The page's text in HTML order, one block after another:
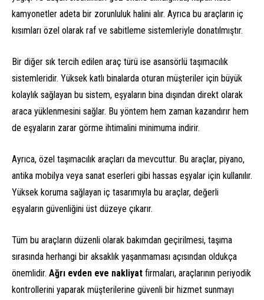
kamyonetler adeta bir zorunluluk halini alır. Ayrıca bu araçların iç
kısımları özel olarak raf ve sabitleme sistemleriyle donatılmıştır.
Bir diğer sık tercih edilen araç türü ise asansörlü taşımacılık
sistemleridir. Yüksek katlı binalarda oturan müşteriler için büyük
kolaylık sağlayan bu sistem, eşyaların bina dışından direkt olarak
araca yüklenmesini sağlar. Bu yöntem hem zaman kazandırır hem
de eşyaların zarar görme ihtimalini minimuma indirir.
Ayrıca, özel taşımacılık araçları da mevcuttur. Bu araçlar, piyano,
antika mobilya veya sanat eserleri gibi hassas eşyalar için kullanılır.
Yüksek koruma sağlayan iç tasarımıyla bu araçlar, değerli
eşyaların güvenliğini üst düzeye çıkarır.
Tüm bu araçların düzenli olarak bakımdan geçirilmesi, taşıma
sırasında herhangi bir aksaklık yaşanmaması açısından oldukça
önemlidir. Ağrı evden eve nakliyat firmaları, araçlarının periyodik
kontrollerini yaparak müşterilerine güvenli bir hizmet sunmayı